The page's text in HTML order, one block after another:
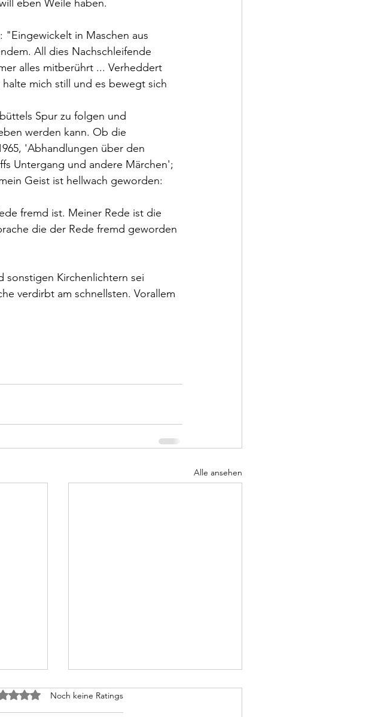
eben Weile haben.
"Eingewickelt in Maschen aus
All dies Nachschleifende
alles mitberührt ... Verheddert
mich still und es bewegt sich
Spur zu folgen und
werden kann. Ob die
'Abhandlungen über den
Untergang und andere Märchen';
Geist ist hellwach geworden:
fremd ist. Meiner Rede ist die
die der Rede fremd geworden
sonstigen Kirchenlichtern sei
verdirbt am schnellsten. Vorallem
Alle ansehen
goll
sind
O du Holde
Manchem Künstler, dem Geld
0 von 5 Sternen bewertet.
Noch keine Ratings